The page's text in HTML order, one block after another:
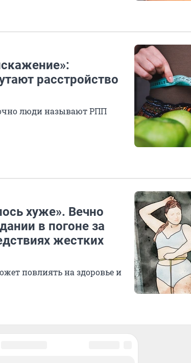
расстройство
люди называют РПП
хуже». Вечно
в погоне за
жестких
повлиять на здоровье и